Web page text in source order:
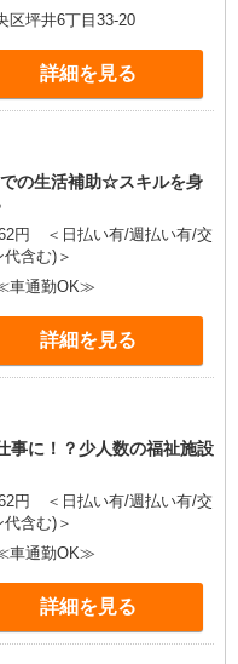
区坪井6丁目33-20
詳細を見る
の生活補助☆スキルを身
円 ＜日払い有/週払い有/交
含む)＞
車通勤OK≫
詳細を見る
事に！？少人数の福祉施設
円 ＜日払い有/週払い有/交
含む)＞
車通勤OK≫
詳細を見る